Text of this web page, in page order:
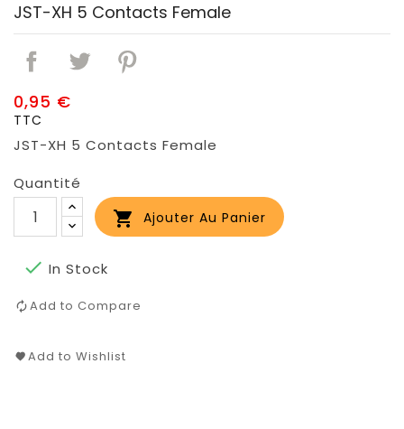
JST-XH 5 Contacts Female
0,95 €
TTC
JST-XH 5 Contacts Female
Quantité
 Ajouter Au Panier
 In Stock
Add to Compare
Add to Wishlist